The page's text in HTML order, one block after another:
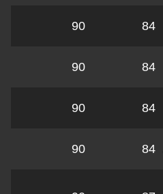
84
90
84
90
84
90
84
90